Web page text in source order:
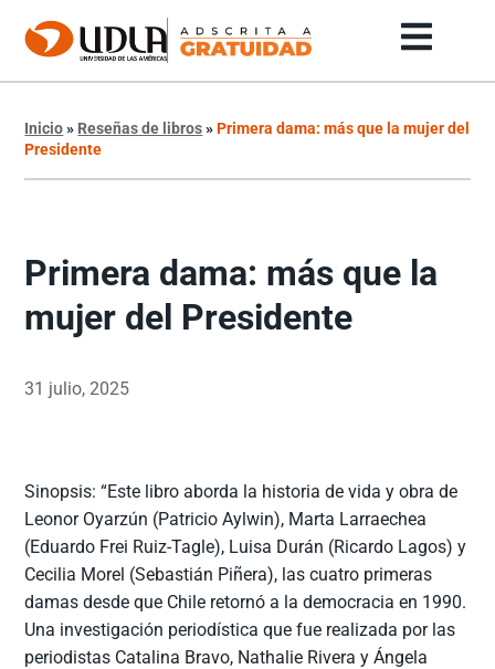
Inicio» Reseñas de libros»Primera dama: más que la mujer del
Presidente
Primera dama: más que la
mujer del Presidente
31 julio, 2025
Sinopsis: “Este libro aborda la historia de vida y obra de
Leonor Oyarzún (Patricio Aylwin), Marta Larraechea
(Eduardo Frei Ruiz-Tagle), Luisa Durán (Ricardo Lagos) y
Cecilia Morel (Sebastián Piñera), las cuatro primeras
damas desde que Chile retornó a la democracia en 1990.
Una investigación periodística que fue realizada por las
periodistas Catalina Bravo, Nathalie Rivera y Ángela